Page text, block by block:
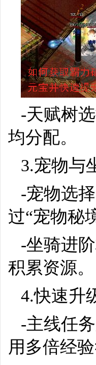
-天赋树
均分配。
3.宠物与
-宠物选
过“宠物秘
-坐骑进
积累资源。
4.快速升
-主线任
用多倍经